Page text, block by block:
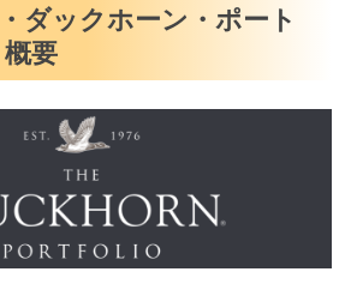
ダックホーン・ポート
要